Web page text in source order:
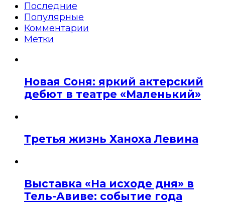
Последние
Популярные
Комментарии
Метки
Новая Соня: яркий актерский
дебют в театре «Маленький»
Третья жизнь Ханоха Левина
Выставка «На исходе дня» в
Тель-Авиве: событие года